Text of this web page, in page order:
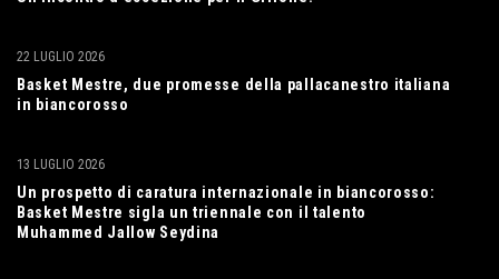
Basket Mestre, due promesse della pallacanestro italiana
in biancorosso
22 LUGLIO 2026
Un prospetto di caratura internazionale in biancorosso:
Basket Mestre sigla un triennale con il talento
Muhammed Jallow Seydina
13 LUGLIO 2026